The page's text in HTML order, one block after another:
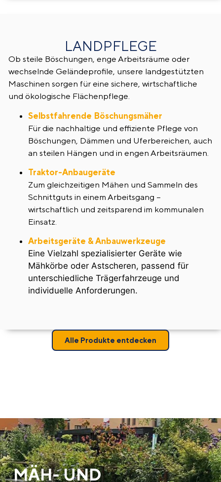
LANDPFLEGE
Ob steile Böschungen, enge Arbeitsräume oder
wechselnde Geländeprofile, unsere landgestützten
Maschinen sorgen für eine sichere, wirtschaftliche
und ökologische Flächenpflege.
Selbstfahrende Böschungsmäher
Für die nachhaltige und effiziente Pflege von
Böschungen, Dämmen und Uferbereichen, auch
an steilen Hängen und in engen Arbeitsräumen.
Traktor-Anbaugeräte
Zum gleichzeitigen Mähen und Sammeln des
Schnittguts in einem Arbeitsgang –
wirtschaftlich und zeitsparend im kommunalen
Einsatz.
Arbeitsgeräte & Anbauwerkzeuge
Eine Vielzahl spezialisierter Geräte wie
Mähkörbe oder Astscheren, passend für
unterschiedliche Trägerfahrzeuge und
individuelle Anforderungen.
Alle Produkte entdecken
MÄH- UND